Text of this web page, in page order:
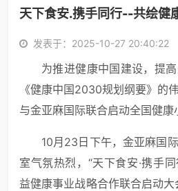
天下食安.携手同行--共绘健
发表于：2025-10-27 20:40:22
为推进健康中国建设，提
《健康中国2030规划纲要》的
与金亚麻国际联合启动全国健康
10月23日下午，金亚麻国
室气氛热烈，“天下食安·携手
益健康事业战略合作联合启动